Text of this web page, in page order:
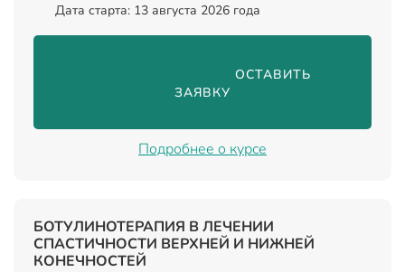
Дата старта: 13 августа 2026 года
                                ОСТАВИТЬ
ЗАЯВКУ
Подробнее о курсе
БОТУЛИНОТЕРАПИЯ В ЛЕЧЕНИИ
СПАСТИЧНОСТИ ВЕРХНЕЙ И НИЖНЕЙ
КОНЕЧНОСТЕЙ